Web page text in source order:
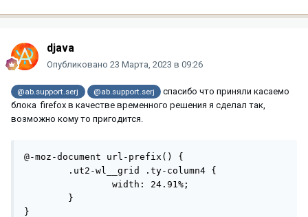
djava
Опубликовано 23 Марта, 2023 в 09:26
@ab.support.serj @ab.support.serj
спасибо что приняли касаемо
блока firefox в качестве временного решения я сделал так,
возможно кому то пригодится.
@-moz-document url-prefix() {
}